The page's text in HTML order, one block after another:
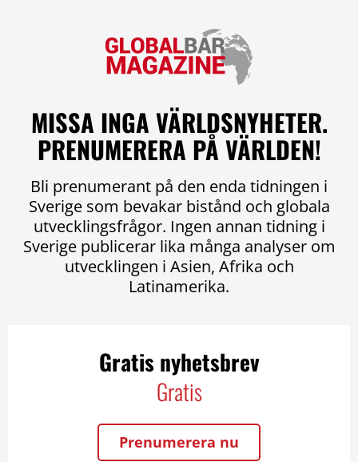
MISSA INGA VÄRLDSNYHETER.
PRENUMERERA PÅ VÄRLDEN!
Bli prenumerant på den enda tidningen i
Sverige som bevakar bistånd och globala
utvecklingsfrågor. Ingen annan tidning i
Sverige publicerar lika många analyser om
utvecklingen i Asien, Afrika och
Latinamerika.
Gratis nyhetsbrev
Gratis
Prenumerera nu